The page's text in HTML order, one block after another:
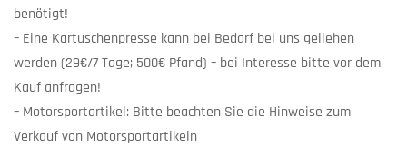
benötigt!
– Eine Kartuschenpresse kann bei Bedarf bei uns geliehen
werden (29€/7 Tage; 500€ Pfand) – bei Interesse bitte vor dem
Kauf anfragen!
– Motorsportartikel: Bitte beachten Sie die Hinweise zum
Verkauf von Motorsportartikeln